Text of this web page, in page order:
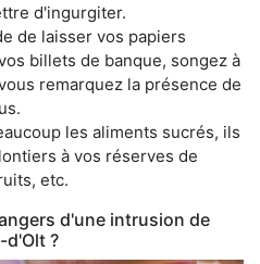
d'ingurgiter.
de laisser vos papiers
billets de banque, songez à
remarquez la présence de
les aliments sucrés, ils
à vos réserves de
etc.
d'une intrusion de
d'Olt ?